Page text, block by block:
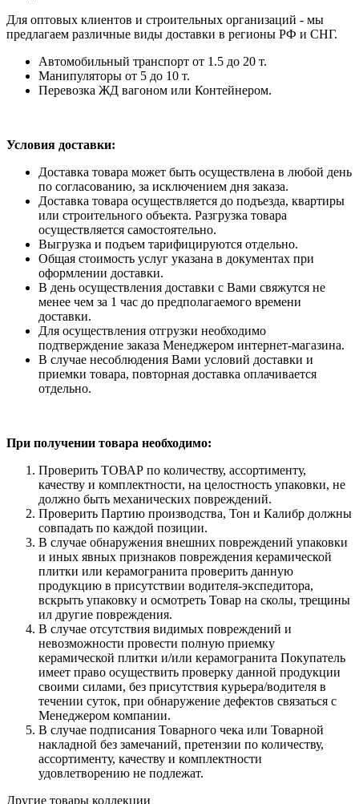
Для оптовых клиентов и строительных организаций - мы
предлагаем различные виды доставки в регионы РФ и СНГ.
Автомобильный транспорт от 1.5 до 20 т.
Манипуляторы от 5 до 10 т.
Перевозка ЖД вагоном или Контейнером.
Условия доставки:
Доставка товара может быть осуществлена в любой день
по согласованию, за исключением дня заказа.
Доставка товара осуществляется до подъезда, квартиры
или строительного объекта. Разгрузка товара
осуществляется самостоятельно.
Выгрузка и подъем тарифицируются отдельно.
Общая стоимость услуг указана в документах при
оформлении доставки.
В день осуществления доставки с Вами свяжутся не
менее чем за 1 час до предполагаемого времени
доставки.
Для осуществления отгрузки необходимо
подтверждение заказа Менеджером интернет-магазина.
В случае несоблюдения Вами условий доставки и
приемки товара, повторная доставка оплачивается
отдельно.
При получении товара необходимо:
Проверить ТОВАР по количеству, ассортименту,
качеству и комплектности, на целостность упаковки, не
должно быть механических повреждений.
Проверить Партию производства, Тон и Калибр должны
совпадать по каждой позиции.
В случае обнаружения внешних повреждений упаковки
и иных явных признаков повреждения керамической
плитки или керамогранита проверить данную
продукцию в присутствии водителя-экспедитора,
вскрыть упаковку и осмотреть Товар на сколы, трещины
ил другие повреждения.
В случае отсутствия видимых повреждений и
невозможности провести полную приемку
керамической плитки и/или керамогранита Покупатель
имеет право осуществить проверку данной продукции
своими силами, без присутствия курьера/водителя в
течении суток, при обнаружение дефектов связаться с
Менеджером компании.
В случае подписания Товарного чека или Товарной
накладной без замечаний, претензии по количеству,
ассортименту, качеству и комплектности
удовлетворению не подлежат.
Другие товары коллекции